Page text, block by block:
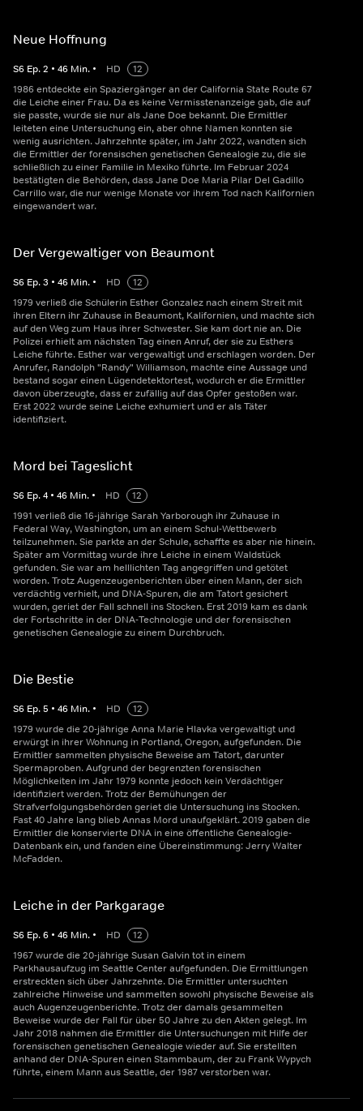
Neue Hoffnung
S6 Ep.2 • 46 Min. • HD
12
1986 entdeckte ein Spaziergänger an der California State Route 67
die Leiche einer Frau. Da es keine Vermisstenanzeige gab, die auf
sie passte, wurde sie nur als Jane Doe bekannt. Die Ermittler
leiteten eine Untersuchung ein, aber ohne Namen konnten sie
wenig ausrichten. Jahrzehnte später, im Jahr 2022, wandten sich
die Ermittler der forensischen genetischen Genealogie zu, die sie
schließlich zu einer Familie in Mexiko führte. Im Februar 2024
bestätigten die Behörden, dass Jane Doe Maria Pilar Del Gadillo
Carrillo war, die nur wenige Monate vor ihrem Tod nach Kalifornien
eingewandert war.
Der Vergewaltiger von Beaumont
S6 Ep.3 • 46 Min. • HD
12
1979 verließ die Schülerin Esther Gonzalez nach einem Streit mit
ihren Eltern ihr Zuhause in Beaumont, Kalifornien, und machte sich
auf den Weg zum Haus ihrer Schwester. Sie kam dort nie an. Die
Polizei erhielt am nächsten Tag einen Anruf, der sie zu Esthers
Leiche führte. Esther war vergewaltigt und erschlagen worden. Der
Anrufer, Randolph "Randy" Williamson, machte eine Aussage und
bestand sogar einen Lügendetektortest, wodurch er die Ermittler
davon überzeugte, dass er zufällig auf das Opfer gestoßen war.
Erst 2022 wurde seine Leiche exhumiert und er als Täter
identifiziert.
Mord bei Tageslicht
S6 Ep.4 • 46 Min. • HD
12
1991 verließ die 16-jährige Sarah Yarborough ihr Zuhause in
Federal Way, Washington, um an einem Schul-Wettbewerb
teilzunehmen. Sie parkte an der Schule, schaffte es aber nie hinein.
Später am Vormittag wurde ihre Leiche in einem Waldstück
gefunden. Sie war am helllichten Tag angegriffen und getötet
worden. Trotz Augenzeugenberichten über einen Mann, der sich
verdächtig verhielt, und DNA-Spuren, die am Tatort gesichert
wurden, geriet der Fall schnell ins Stocken. Erst 2019 kam es dank
der Fortschritte in der DNA-Technologie und der forensischen
genetischen Genealogie zu einem Durchbruch.
Die Bestie
S6 Ep.5 • 46 Min. • HD
12
1979 wurde die 20-jährige Anna Marie Hlavka vergewaltigt und
erwürgt in ihrer Wohnung in Portland, Oregon, aufgefunden. Die
Ermittler sammelten physische Beweise am Tatort, darunter
Spermaproben. Aufgrund der begrenzten forensischen
Möglichkeiten im Jahr 1979 konnte jedoch kein Verdächtiger
identifiziert werden. Trotz der Bemühungen der
Strafverfolgungsbehörden geriet die Untersuchung ins Stocken.
Fast 40 Jahre lang blieb Annas Mord unaufgeklärt. 2019 gaben die
Ermittler die konservierte DNA in eine öffentliche Genealogie-
Datenbank ein, und fanden eine Übereinstimmung: Jerry Walter
McFadden.
Leiche in der Parkgarage
S6 Ep.6 • 46 Min. • HD
12
1967 wurde die 20-jährige Susan Galvin tot in einem
Parkhausaufzug im Seattle Center aufgefunden. Die Ermittlungen
erstreckten sich über Jahrzehnte. Die Ermittler untersuchten
zahlreiche Hinweise und sammelten sowohl physische Beweise als
auch Augenzeugenberichte. Trotz der damals gesammelten
Beweise wurde der Fall für über 50 Jahre zu den Akten gelegt. Im
Jahr 2018 nahmen die Ermittler die Untersuchungen mit Hilfe der
forensischen genetischen Genealogie wieder auf. Sie erstellten
anhand der DNA-Spuren einen Stammbaum, der zu Frank Wypych
führte, einem Mann aus Seattle, der 1987 verstorben war.